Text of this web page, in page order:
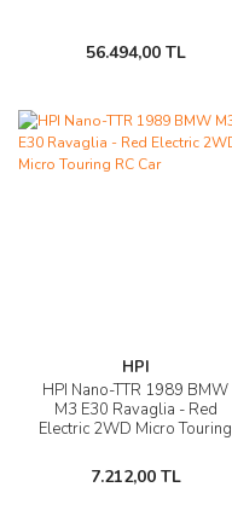
56.494,00 TL
HPI
HPI Nano-TTR 1989 BMW
M3 E30 Ravaglia - Red
Electric 2WD Micro Touring
7.212,00 TL